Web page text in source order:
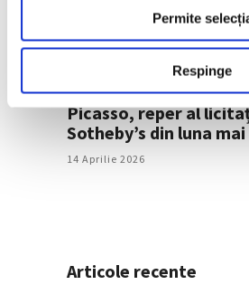
Permite
Respinge
Arlechin din perioada
Picasso, reper al
Sotheby’s din luna mai
14 Aprilie 2026
Articole recente